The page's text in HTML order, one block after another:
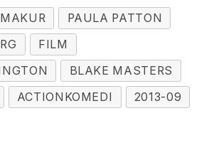
PAULA PATTON
FILM
BLAKE MASTERS
ACTIONKOMEDI 2013-09